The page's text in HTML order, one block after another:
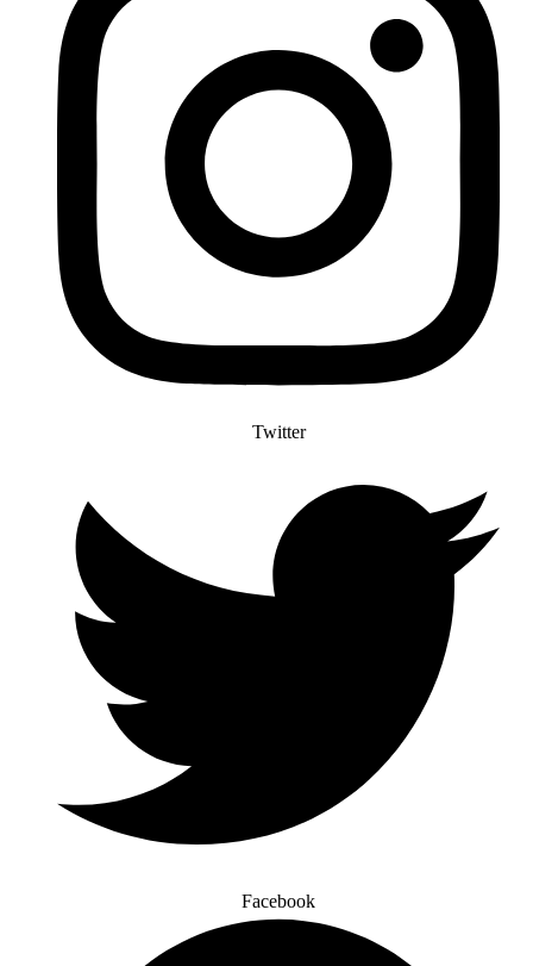
Twitter
Facebook